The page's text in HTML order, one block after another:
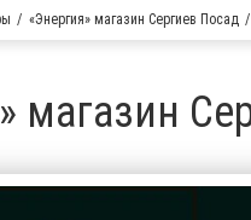
«Энергия» магазин Сергиев Посад
магазин